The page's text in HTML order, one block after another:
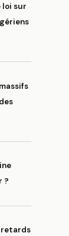
loi sur
?
retards